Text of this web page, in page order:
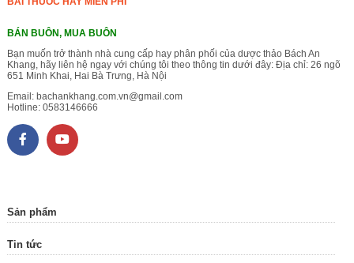
BÁN BUÔN, MUA BUÔN
Bạn muốn trở thành nhà cung cấp hay phân phối của dược thảo Bách An
Khang, hãy liên hệ ngay với chúng tôi theo thông tin dưới đây: Địa chỉ: 26 ngõ
651 Minh Khai, Hai Bà Trưng, Hà Nội
Email: bachankhang.com.vn@gmail.com
Hotline: 0583146666
Sản phẩm
Tin tức